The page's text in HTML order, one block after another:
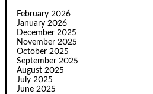
February 2026
January 2026
December 2025
November 2025
October 2025
September 2025
August 2025
July 2025
June 2025